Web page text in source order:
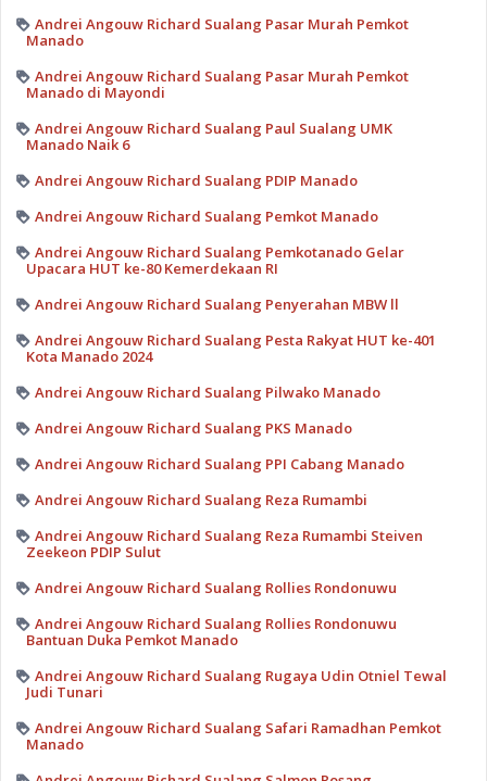
Andrei Angouw Richard Sualang Pasar Murah Pemkot
Manado
Andrei Angouw Richard Sualang Pasar Murah Pemkot
Manado di Mayondi
Andrei Angouw Richard Sualang Paul Sualang UMK
Manado Naik 6
Andrei Angouw Richard Sualang PDIP Manado
Andrei Angouw Richard Sualang Pemkot Manado
Andrei Angouw Richard Sualang Pemkotanado Gelar
Upacara HUT ke-80 Kemerdekaan RI
Andrei Angouw Richard Sualang Penyerahan MBW ll
Andrei Angouw Richard Sualang Pesta Rakyat HUT ke-401
Kota Manado 2024
Andrei Angouw Richard Sualang Pilwako Manado
Andrei Angouw Richard Sualang PKS Manado
Andrei Angouw Richard Sualang PPI Cabang Manado
Andrei Angouw Richard Sualang Reza Rumambi
Andrei Angouw Richard Sualang Reza Rumambi Steiven
Zeekeon PDIP Sulut
Andrei Angouw Richard Sualang Rollies Rondonuwu
Andrei Angouw Richard Sualang Rollies Rondonuwu
Bantuan Duka Pemkot Manado
Andrei Angouw Richard Sualang Rugaya Udin Otniel Tewal
Judi Tunari
Andrei Angouw Richard Sualang Safari Ramadhan Pemkot
Manado